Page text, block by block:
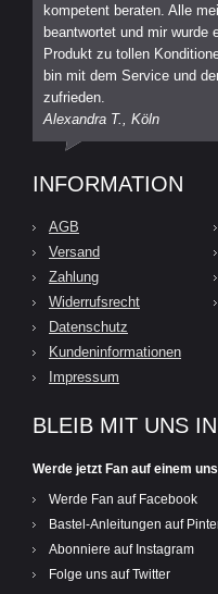
kompetent beraten. Alle
beantwortet und mir wurde
Produkt zu tollen
bin mit dem Service und
zufrieden.
Alexandra T., Köln
INFORMATION
AGB
Versand
Zahlung
Widerrufsrecht
Datenschutz
Kundeninformationen
Impressum
BLEIB MIT UNS
Werde jetzt Fan auf einem
Werde Fan auf Facebook
Bastel-Anleitungen auf
Abonniere auf Instagram
Folge uns auf Twitter